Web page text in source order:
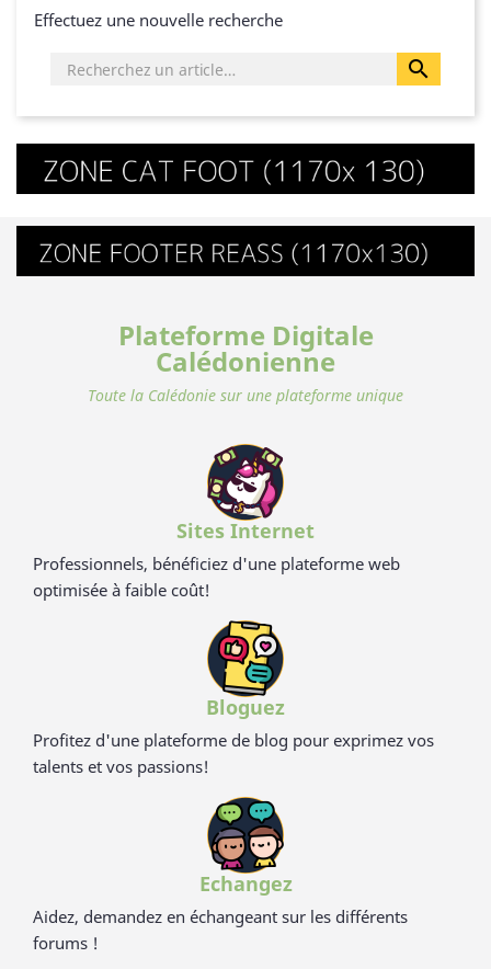
Effectuez une nouvelle recherche

Plateforme Digitale
Calédonienne
Toute la Calédonie sur une plateforme unique
Sites Internet
Professionnels, bénéficiez d'une plateforme web
optimisée à faible coût!
Bloguez
Profitez d'une plateforme de blog pour exprimez vos
talents et vos passions!
Echangez
Aidez, demandez en échangeant sur les différents
forums !